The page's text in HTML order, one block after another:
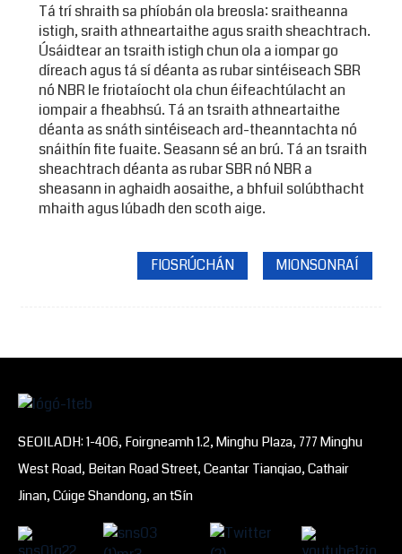
Tá trí shraith sa phíobán ola breosla: sraitheanna
istigh, sraith athneartaithe agus sraith sheachtrach.
Úsáidtear an tsraith istigh chun ola a iompar go
díreach agus tá sí déanta as rubar sintéiseach SBR
nó NBR le friotaíocht ola chun éifeachtúlacht an
iompair a fheabhsú. Tá an tsraith athneartaithe
déanta as snáth sintéiseach ard-theanntachta nó
snáithín fite fuaite. Seasann sé an brú. Tá an tsraith
sheachtrach déanta as rubar SBR nó NBR a
sheasann in aghaidh aosaithe, a bhfuil solúbthacht
mhaith agus lúbadh den scoth aige.
FIOSRÚCHÁN MIONSONRAÍ
SEOILADH: 1-406, Foirgneamh 1.2, Minghu Plaza, 777 Minghu
West Road, Beitan Road Street, Ceantar Tianqiao, Cathair
Jinan, Cúige Shandong, an tSín